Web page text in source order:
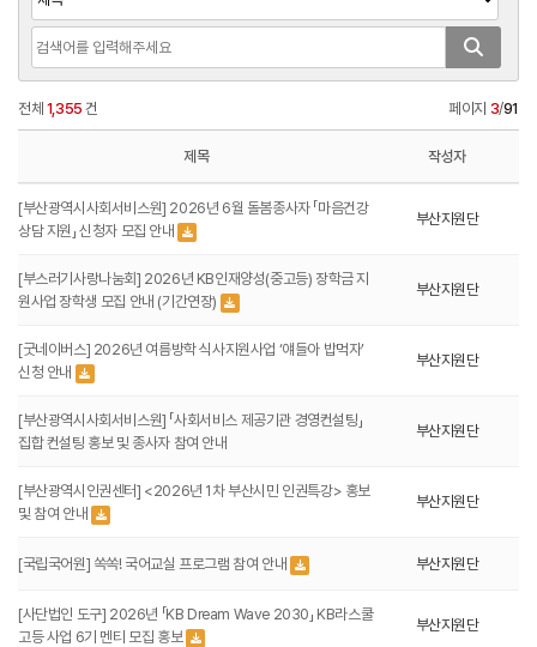
전체 1,355 건 페이지 3/91
제목 작성자
[부산광역시사회서비스원] 2026년 6월 돌봄종사자 「마음건강
상담 지원」 신청자 모집 안내
부산지원단
[부스러기사랑나눔회] 2026년 KB인재양성(중고등) 장학금 지
원사업 장학생 모집 안내 (기간연장)
부산지원단
[굿네이버스] 2026년 여름방학 식사지원사업 ‘얘들아 밥먹자’
신청 안내
부산지원단
[부산광역시사회서비스원] 「사회서비스 제공기관 경영컨설팅」
집합 컨설팅 홍보 및 종사자 참여 안내
부산지원단
[부산광역시인권센터] <2026년 1차 부산시민 인권특강> 홍보
및 참여 안내
부산지원단
[국립국어원] 쏙쏙! 국어교실 프로그램 참여 안내 부산지원단
[사단법인 도구] 2026년 「KB Dream Wave 2030」 KB라스쿨
고등 사업 6기 멘티 모집 홍보
부산지원단